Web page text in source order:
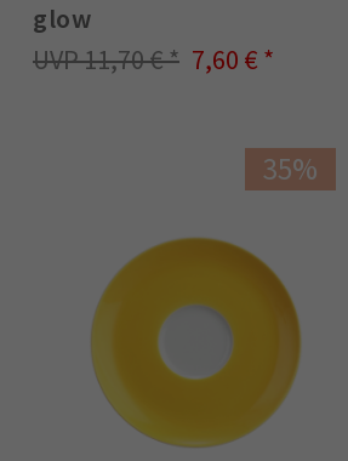
glow
11,70 €
7,60 €
35%